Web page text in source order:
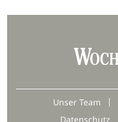
Unser Team
Datenschutz